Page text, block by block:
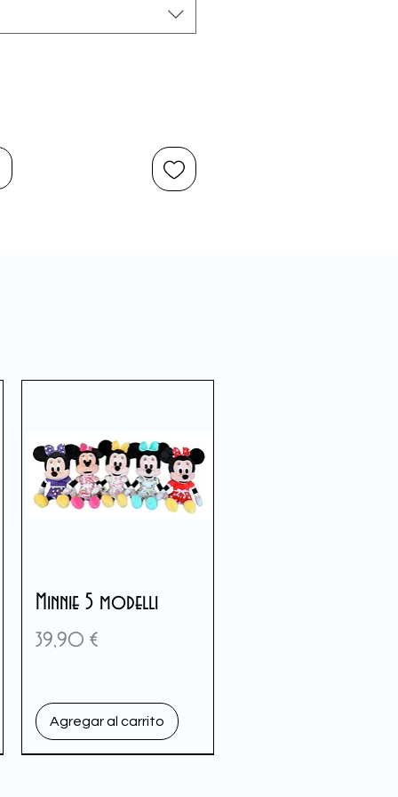
Minnie 5 modelli
Precio
39,90 €
Agregar al carrito